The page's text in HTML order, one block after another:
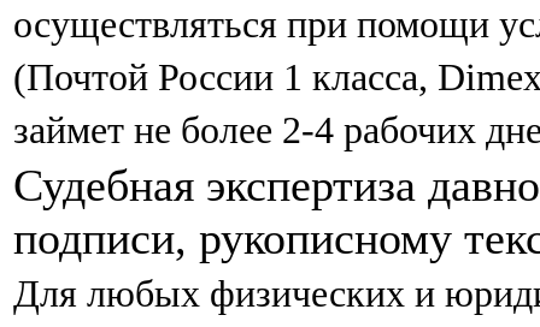
осуществляться при помощи
(Почтой России 1 класса,
займет не более 2-4 рабочих
Судебная экспертиза
подписи, рукописному
Для любых физических и